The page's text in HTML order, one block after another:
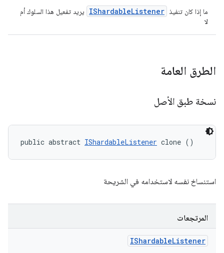
ما إذا كان تنفيذ IShardableListener
يريد تفعيل هذا السلوك أم
لا
الطرق العامة
نسخة طبق الأصل
public abstract IShardableListener clone ()
استنساخ نفسه لاستخدامه في الشريحة
المرتجعات
IShardableListener